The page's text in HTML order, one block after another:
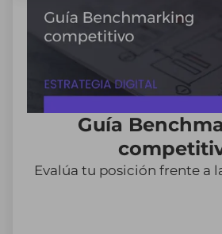
Guía
Evalúa tu posición frente a